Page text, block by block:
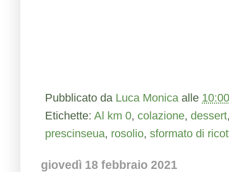
Pubblicato da Luca Monica alle 10:00
Etichette: Al km 0, colazione, dessert
prescinseua, rosolio, sformato di
giovedì 18 febbraio 2021